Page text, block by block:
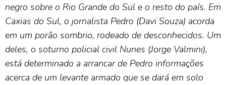
negro sobre o Rio Grande do Sul e o resto do país. Em
Caxias do Sul, o jornalista Pedro (Davi Souza) acorda
em um porão sombrio, rodeado de desconhecidos. Um
deles, o soturno policial civil Nunes (Jorge Valmini),
está determinado a arrancar de Pedro informações
acerca de um levante armado que se dará em solo